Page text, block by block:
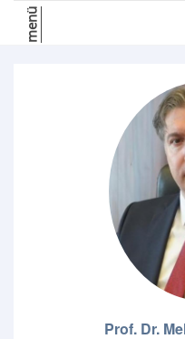
menü
Prof. Dr.